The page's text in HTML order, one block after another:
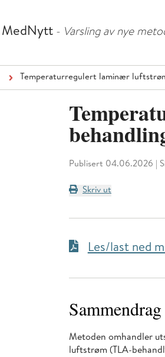
MedNytt - Varsling av nye
Temperaturregulert laminær
Publisert 04.06.2026
Skriv ut
Les/last ned
Sammendrag
Metoden omhandler
luftstrøm (TLA-